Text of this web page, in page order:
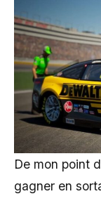
De mon point
gagner en